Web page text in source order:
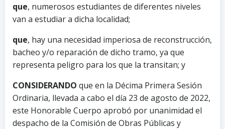
que, numerosos estudiantes de diferentes niveles
van a estudiar a dicha localidad;
que, hay una necesidad imperiosa de reconstrucción,
bacheo y/o reparación de dicho tramo, ya que
representa peligro para los que la transitan; y
CONSIDERANDO que en la Décima Primera Sesión
Ordinaria, llevada a cabo el día 23 de agosto de 2022,
este Honorable Cuerpo aprobó por unanimidad el
despacho de la Comisión de Obras Públicas y